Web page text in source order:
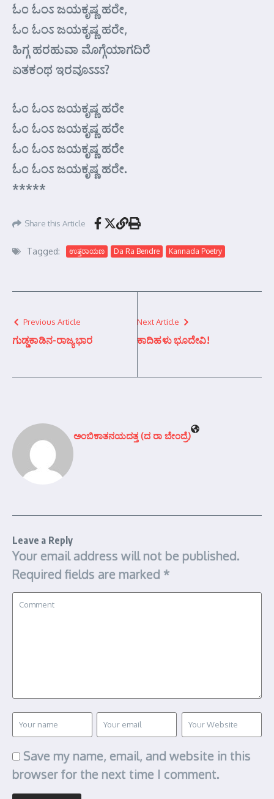
ಓಂ ಓಂಽ ಜಯಕೃಷ್ಣ ಹರೇ,
ಓಂ ಓಂಽ ಜಯಕೃಷ್ಣ ಹರೇ,
ಹಿಗ್ಗ ಹರಹುವಾ ಮೊಗ್ಗೆಯಾಗದಿರೆ
ಏತಕಂಥ ಇರವೂಽಽಽ?
ಓಂ ಓಂಽ ಜಯಕೃಷ್ಣ ಹರೇ
ಓಂ ಓಂಽ ಜಯಕೃಷ್ಣ ಹರೇ
ಓಂ ಓಂಽ ಜಯಕೃಷ್ಣ ಹರೇ
ಓಂ ಓಂಽ ಜಯಕೃಷ್ಣ ಹರೇ.
*****
Share this Article
Tagged: ಉತ್ತರಾಯಣ Da Ra Bendre Kannada Poetry
Previous Article
ಗುಡ್ಡಕಾಡಿನ-ರಾಜ್ಯಭಾರ
Next Article
ಕಾದಿಹಳು ಭೂದೇವಿ!
ಅಂಬಿಕಾತನಯದತ್ತ (ದ ರಾ ಬೇಂದ್ರೆ)
Leave a Reply
Your email address will not be published.
Required fields are marked *
Save my name, email, and website in this
browser for the next time I comment.